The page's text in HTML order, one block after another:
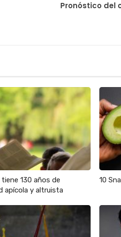
Pronóstico del
130 años de
apícola y altruista
10